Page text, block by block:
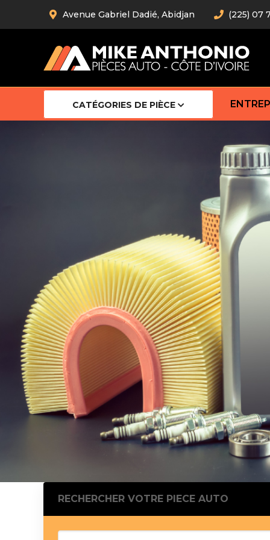
Avenue Gabriel Dadié, Abidjan (225) 07
CATÉGORIES DE PIÈCE
Barre
Barre
Robot
Bras
Cardan
Pistons
Feu
Bague
Bague
Calle
Chaine
RECHERCHER VOTRE PIECE AUTO